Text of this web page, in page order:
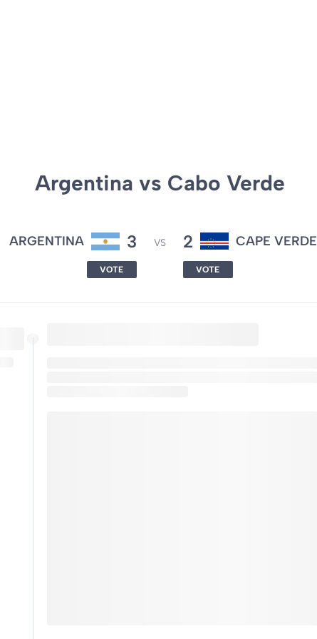
Argentina vs Cabo Verde
ARGENTINA 3
VOTE
VS 2 CAPE VERDE
VOTE